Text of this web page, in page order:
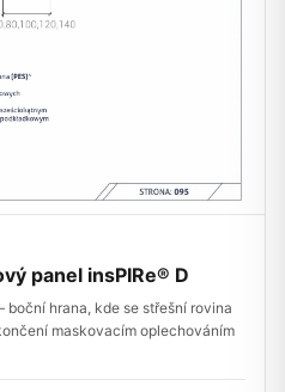
panel insPIRe® D
hrana, kde se střešní rovina
maskovacím oplechováním